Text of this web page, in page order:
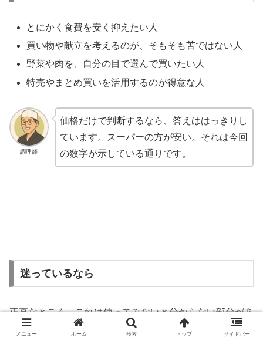
とにかく食費を安く抑えたい人
買い物や献立を考えるのが、そもそも苦ではない人
野菜や肉を、自分の目で選んで買いたい人
特売やまとめ買いを活用するのが得意な人
調理師
価格だけで判断するなら、答えははっきりし
ています。スーパーの方が安い。それは今回
の数字が示している通りです。
迷っているなら
正直なところ、これは使ってみないと分からない部分があ
ります。「時間が浮くこと」にいくら払えるかは、人によ
メニュー ホーム 検索 トップ サイドバー